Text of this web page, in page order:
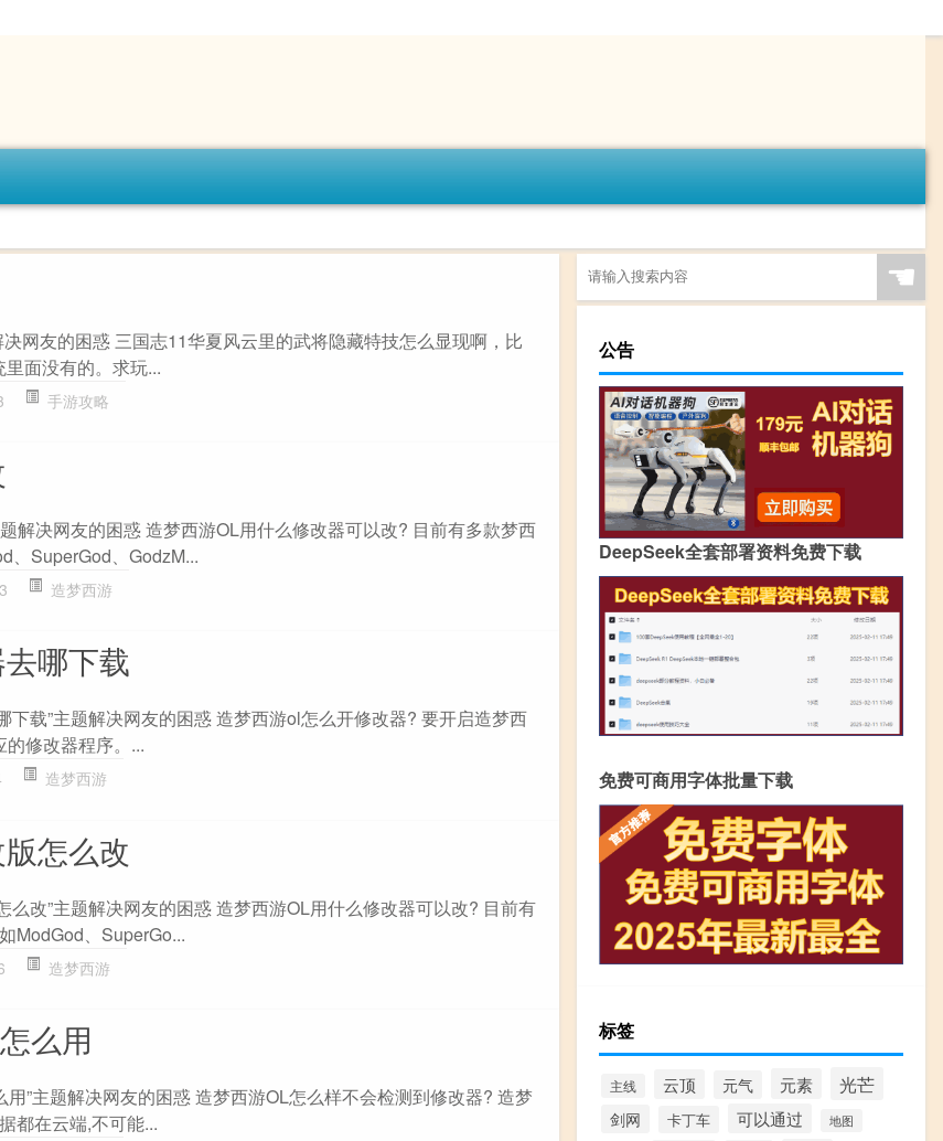
决网友的困惑 三国志11华夏风云里的武将隐藏特技怎么显现啊，比
面没有的。求玩...
手游攻略
解决网友的困惑 造梦西游OL用什么修改器可以改? 目前有多款梦西
、SuperGod、GodzM...
造梦西游
哪下载
下载”主题解决网友的困惑 造梦西游ol怎么开修改器? 要开启造梦西
修改器程序。...
造梦西游
怎么改
么改”主题解决网友的困惑 造梦西游OL用什么修改器可以改? 目前有
ModGod、SuperGo...
造梦西游
么用
用”主题解决网友的困惑 造梦西游OL怎么样不会检测到修改器? 造梦
都在云端,不可能...
☚
公告
DeepSeek全套部署资料免费下载
免费可商用字体批量下载
标签
主线 云顶 元气 元素 光芒
剑网 卡丁车 可以通过 地图